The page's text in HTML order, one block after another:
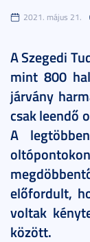
2021. május 21.
A Szegedi
mint 800
járvány
csak leendő
A
előfordult,
voltak
között.